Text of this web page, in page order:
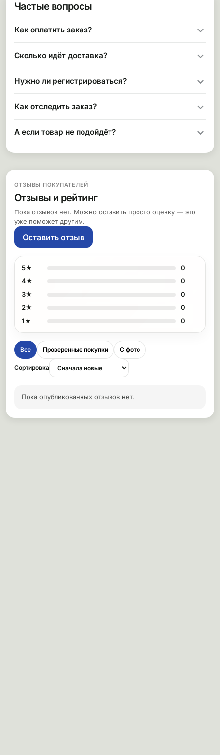
Частые вопросы
Как оплатить заказ?
Сколько идёт доставка?
Нужно ли регистрироваться?
Как отследить заказ?
А если товар не подойдёт?
ОТЗЫВЫ ПОКУПАТЕЛЕЙ
Отзывы и рейтинг
Пока отзывов нет. Можно оставить просто оценку — это
уже поможет другим.
Оставить отзыв
5★
0
4★
0
3★
0
2★
0
1★
0
Все Проверенные покупки С фото
Сортировка
Пока опубликованных отзывов нет.